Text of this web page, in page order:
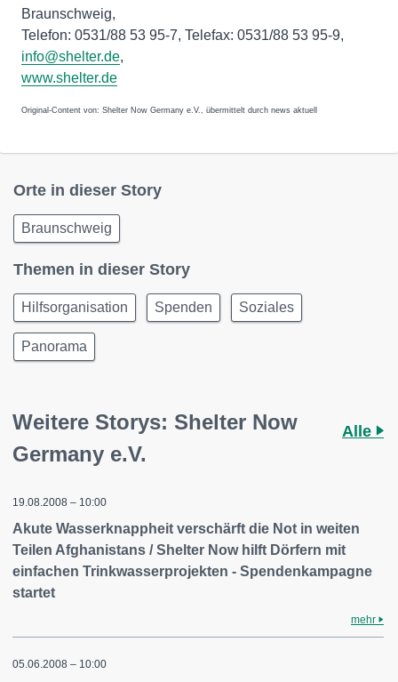
Braunschweig,
Telefon: 0531/88 53 95-7, Telefax: 0531/88 53 95-9,
info@shelter.de,
www.shelter.de
Original-Content von: Shelter Now Germany e.V., übermittelt durch news aktuell
Orte in dieser Story
Braunschweig
Themen in dieser Story
Hilfsorganisation Spenden Soziales
Panorama
Weitere Storys: Shelter Now
Germany e.V.
Alle
19.08.2008 – 10:00
Akute Wasserknappheit verschärft die Not in weiten
Teilen Afghanistans / Shelter Now hilft Dörfern mit
einfachen Trinkwasserprojekten - Spendenkampagne
startet
mehr
05.06.2008 – 10:00